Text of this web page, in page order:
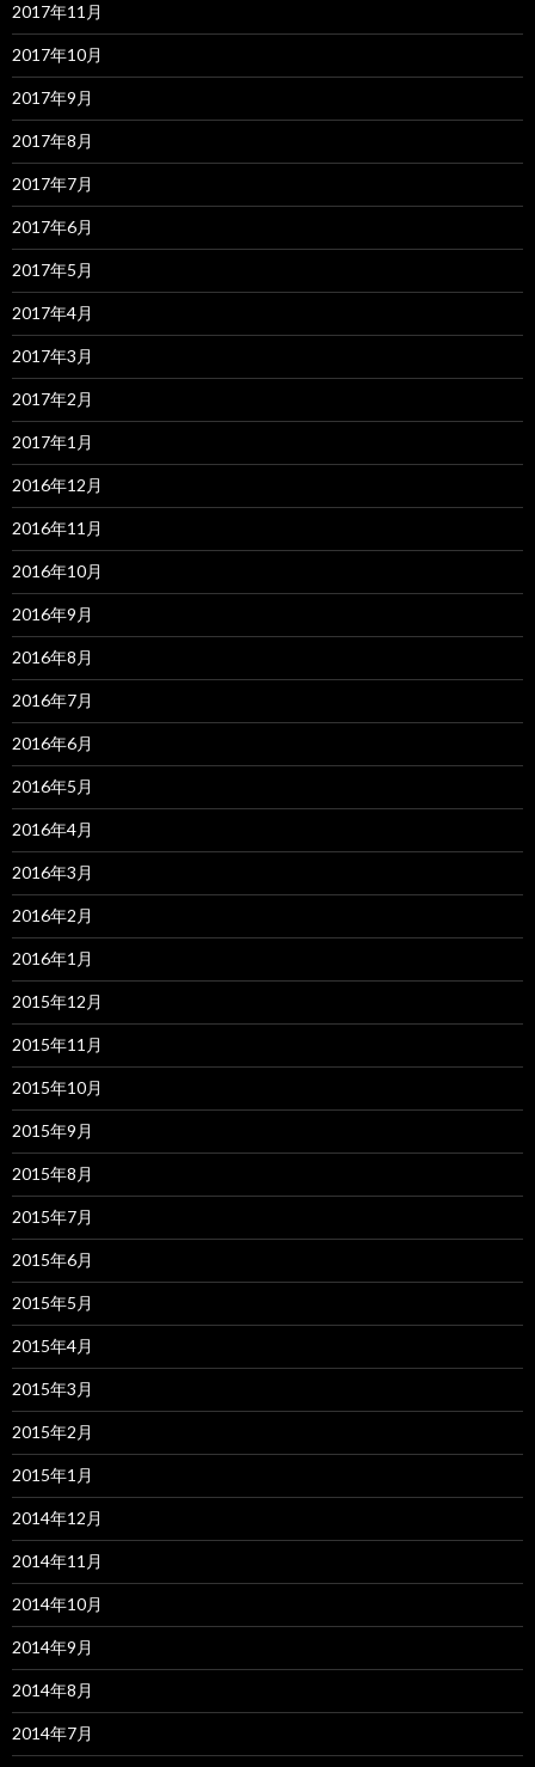
2017年11月
2017年10月
2017年9月
2017年8月
2017年7月
2017年6月
2017年5月
2017年4月
2017年3月
2017年2月
2017年1月
2016年12月
2016年11月
2016年10月
2016年9月
2016年8月
2016年7月
2016年6月
2016年5月
2016年4月
2016年3月
2016年2月
2016年1月
2015年12月
2015年11月
2015年10月
2015年9月
2015年8月
2015年7月
2015年6月
2015年5月
2015年4月
2015年3月
2015年2月
2015年1月
2014年12月
2014年11月
2014年10月
2014年9月
2014年8月
2014年7月